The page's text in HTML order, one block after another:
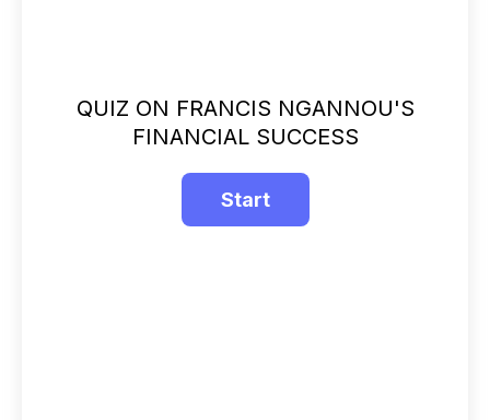
QUIZ ON FRANCIS NGANNOU'S
FINANCIAL SUCCESS